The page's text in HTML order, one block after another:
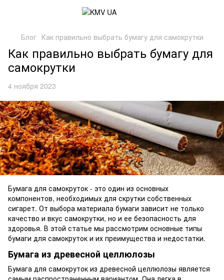
Блог Как правильно выбрать бумагу для самокрутки
Как правильно выбрать бумагу для
самокрутки
4 ноября 2023
Бумага для самокруток - это один из основных
компонентов, необходимых для скрутки собственных
сигарет. От выбора материала бумаги зависит не только
качество и вкус самокрутки, но и ее безопасность для
здоровья. В этой статье мы рассмотрим основные типы
бумаги для самокруток и их преимущества и недостатки.
Бумага из древесной целлюлозы
Бумага для самокруток из древесной целлюлозы является